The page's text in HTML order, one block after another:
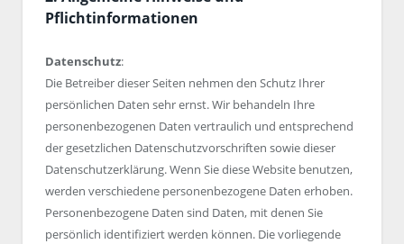
Pflichtinformationen
Datenschutz:
Die Betreiber dieser Seiten nehmen den Schutz Ihrer
persönlichen Daten sehr ernst. Wir behandeln Ihre
personenbezogenen Daten vertraulich und entsprechend
der gesetzlichen Datenschutzvorschriften sowie dieser
Datenschutzerklärung. Wenn Sie diese Website benutzen,
werden verschiedene personenbezogene Daten erhoben.
Personenbezogene Daten sind Daten, mit denen Sie
persönlich identifiziert werden können. Die vorliegende